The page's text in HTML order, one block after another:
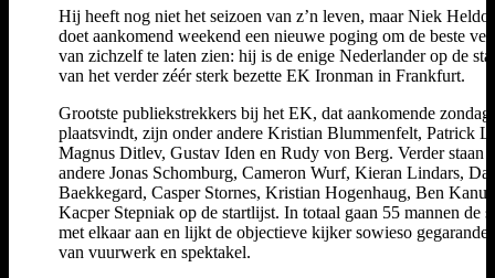
Hij heeft nog niet het seizoen van z’n leven, maar Niek
doet aankomend weekend een nieuwe poging om de beste
van zichzelf te laten zien: hij is de enige Nederlander op de
van het verder zéér sterk bezette EK Ironman in Frankfurt.
Grootste publiekstrekkers bij het EK, dat aankomende zondag
plaatsvindt, zijn onder andere Kristian Blummenfelt, Patrick
Magnus Ditlev, Gustav Iden en Rudy von Berg. Verder staan
andere Jonas Schomburg, Cameron Wurf, Kieran Lindars,
Baekkegard, Casper Stornes, Kristian Hogenhaug, Ben
Kacper Stepniak op de startlijst. In totaal gaan 55 mannen de
met elkaar aan en lijkt de objectieve kijker sowieso
van vuurwerk en spektakel.